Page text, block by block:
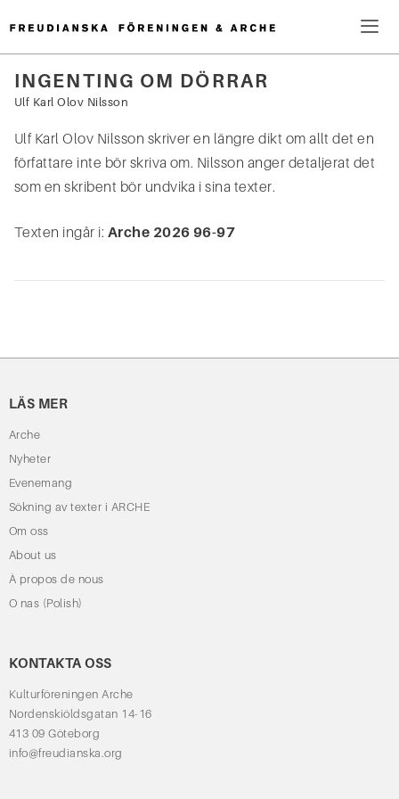
till
innehåll
Sök
INGENTING OM DÖRRAR
Ulf Karl Olov Nilsson
Ulf Karl Olov Nilsson skriver en längre dikt om allt det en
författare inte bör skriva om. Nilsson anger detaljerat det
som en skribent bör undvika i sina texter.
Texten ingår i: Arche 2026 96-97
LÄS MER
Arche
Nyheter
Evenemang
Sökning av texter i ARCHE
Om oss
About us
À propos de nous
O nas (Polish)
KONTAKTA OSS
Kulturföreningen Arche
Nordenskiöldsgatan 14-16
413 09 Göteborg
info@freudianska.org